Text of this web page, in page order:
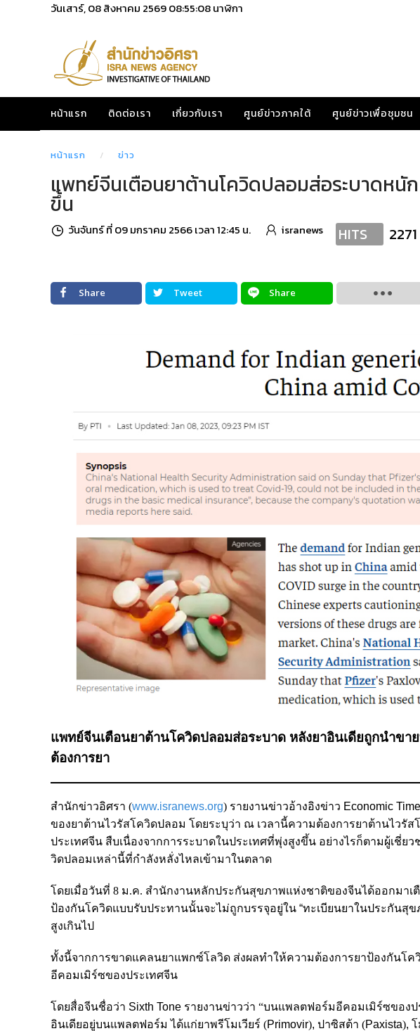
วันเสาร์, 08 สิงหาคม 256908:55:09นาฬิกา
หน้าแรก ติดต่อเรา เกี่ยวกับเรา ศูนย์ข่าวภาคใต้ ศูนย์ข่าวเพื่อชุมชน
หน้าแรก ข่าว
แพทย์จีนเตือนยาต้านโควิดปลอมส่อระบาดห
ขึ้น
วันจันทร์ ที่ 09 มกราคม 2566 เวลา 12:45 น. isranews HITS
Share Tweet Share
แพทย์จีนเตือนยาต้านโควิดปลอมส่อระบาด หลังยาอินเดียถูกนำข
ต้องการยา
สำนักข่าวอิศรา (www.isranews.org) รายงานข่าวอ้างอิงข่าว Economic
ของยาต้านไวรัสโควิดปลอม โดยระบุว่า ณ เวลานี้ความต้องการยาต้านไวรัส
ประเทศจีน สืบเนื่องจากการระบาดในประเทศที่พุ่งสูงขึ้น อย่างไรก็ตามผู้เชี่ย
วิดปลอมเหล่านี้ที่กำลังหลั่งไหลเข้ามาในตลาด
โดยเมื่อวันที่ 8 ม.ค. สํานักงานหลักประกันสุขภาพแห่งชาติของจีนได้ออกมาเ
ป้องกันโควิดแบบรับประทานนั้นจะไม่ถูกบรรจุอยู่ใน “ทะเบียนยาในประกันสุ
สูงเกินไป
ทั้งนี้จากการขาดแคลนยาแพกซ์โลวิด ส่งผลทำให้ความต้องการยาป้องกันโค
อีคอมเมิร์ซของประเทศจีน
โดยสื่อจีนชื่อว่า Sixth Tone รายงานข่าวว่า “บนแพลตฟอร์มอีคอมเมิร์ซของ
อินเดียอยู่บนแพลตฟอร์ม ได้แก่ยาพรีโมเวียร์ (Primovir), ปาซิสต้า (Paxista),